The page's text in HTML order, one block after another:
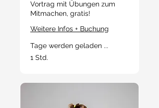
Vortrag mit Übungen zum
Mitmachen, gratis!
Weitere Infos + Buchung
Tage werden geladen ...
1 Std.